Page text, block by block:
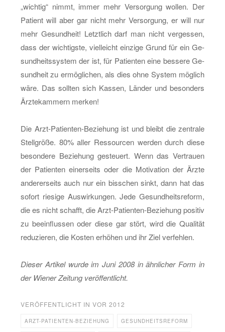
„wich­tig“ nimmt, immer mehr Ver­sor­gung wol­len. Der
Pa­ti­ent will aber gar nicht mehr Ver­sor­gung, er will nur
mehr Ge­sund­heit! Letzt­lich darf man nicht ver­ges­sen,
dass der wich­tigs­te, viel­leicht ein­zi­ge Grund für ein Ge­
sund­heits­sys­tem der ist, für Pa­ti­en­ten eine bes­se­re Ge­
sund­heit zu er­mög­li­chen, als dies ohne Sys­tem mög­lich
wäre. Das soll­ten sich Kas­sen, Län­der und be­son­ders
Ärz­te­kam­mern mer­ken!
Die Arzt-Pa­ti­en­ten-Be­zie­hung ist und bleibt die zen­tra­le
Stell­grö­ße. 80% aller Res­sour­cen wer­den durch diese
be­son­de­re Be­zie­hung ge­steu­ert. Wenn das Ver­trau­en
der Pa­ti­en­ten ei­ner­seits oder die Mo­ti­va­ti­on der Ärzte
an­de­rer­seits auch nur ein biss­chen sinkt, dann hat das
so­fort rie­si­ge Aus­wir­kun­gen. Jede Ge­sund­heits­re­form,
die es nicht schafft, die Arzt-Pa­ti­en­ten-Be­zie­hung po­si­tiv
zu be­ein­flus­sen oder diese gar stört, wird die Qua­li­tät
re­du­zie­ren, die Kos­ten er­hö­hen und ihr Ziel ver­feh­len.
Die­ser Ar­ti­kel wurde im Juni 2008 in ähn­li­cher Form in
der Wie­ner Zei­tung ver­öf­fent­licht.
VERÖFFENTLICHT IN VOR 2012
ARZT-PATIENTEN-BEZIEHUNG GESUNDHEITSREFORM